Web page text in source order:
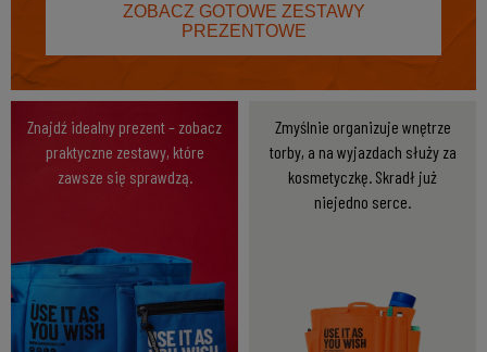
ZOBACZ GOTOWE ZESTAWY
PREZENTOWE
Znajdź idealny prezent – zobacz
praktyczne zestawy, które
zawsze się sprawdzą.
Zmyślnie organizuje wnętrze
torby, a na wyjazdach służy za
kosmetyczkę. Skradł już
niejedno serce.